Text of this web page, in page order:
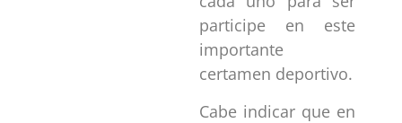
participe en este
importante
certamen deportivo.
Cabe indicar que en